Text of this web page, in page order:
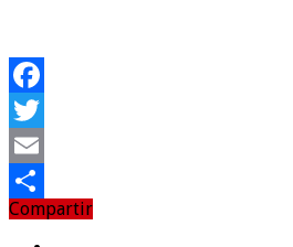
Facebook
Twitter
Email
Compartir
Compartir